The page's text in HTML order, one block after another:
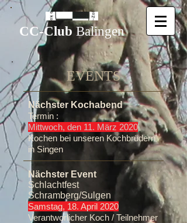
CC-Club Balingen
EVENTS​
Nächster Kochabend
Termin :
Mittwoch, den 11. März 2020
Kochen bei unseren Kochbrüdern
in Singen
Nächster Event
Schlachtfest
Schramberg/Sulgen
Samstag, 18. April 2020
Verantworlicher Koch / Teilnehmer